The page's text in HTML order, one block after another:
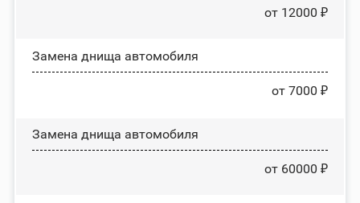
от 12000 ₽
Замена днища автомобиля
от 7000 ₽
Замена днища автомобиля
от 60000 ₽